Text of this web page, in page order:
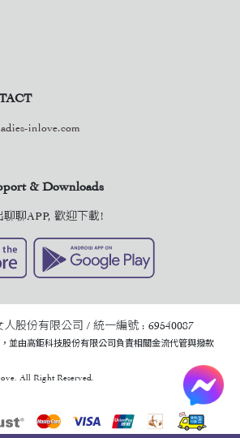
inlove.com
& Downloads
聊APP, 歡迎下載!
股份有限公司 / 統一編號 : 69540087
並由高鉅科技股份有限公司負責相關金流代管與撥款
All Right Reserved.